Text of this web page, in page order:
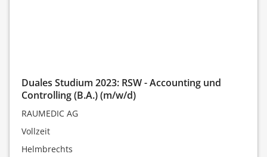
Duales Studium 2023: RSW - Accounting und
Controlling (B.A.) (m/w/d)
RAUMEDIC AG
Vollzeit
Helmbrechts